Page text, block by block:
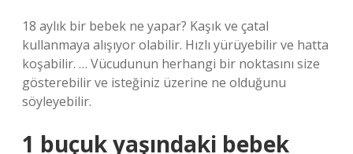
18 aylık bir bebek ne yapar? Kaşık ve çatal
kullanmaya alışıyor olabilir. Hızlı yürüyebilir ve hatta
koşabilir. … Vücudunun herhangi bir noktasını size
gösterebilir ve isteğiniz üzerine ne olduğunu
söyleyebilir.
1 buçuk yaşındaki bebek